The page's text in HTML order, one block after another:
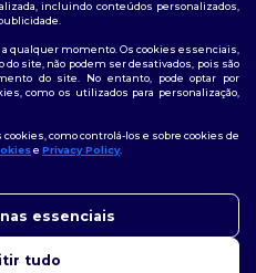
incluindo conteúdos personalizados,
qualquer momento. Os cookies essenciais,
site, não podem ser desativados, pois são
do site. No entanto, pode optar por
como os utilizados para personalização,
como controlá-los e sobre cookies de
e Privacy Policy.
essenciais
tudo
questão, pode contactar-nos a
chatbot está aqui para ajudar.